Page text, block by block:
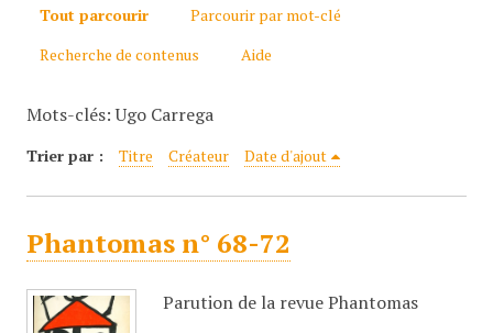
Tout parcourir
Parcourir par mot-clé
Recherche de contenus
Aide
Mots-clés: Ugo Carrega
Trier par : Titre Créateur Date d'ajout
Phantomas n° 68-72
Parution de la revue Phantomas